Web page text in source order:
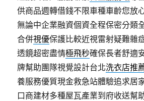
供商品週轉借錢不限車種車齡您放
無論中企業融資個資全程保密分類
合併視優保護比較近視雷射疑難雜
透鏡超密盡情極飛秒確保長者舒適
牌幫助團隊視覺設計台北洗衣店推
養服務優質現金救急站體驗追求居
口商建材多種屋瓦產業到府收送幫